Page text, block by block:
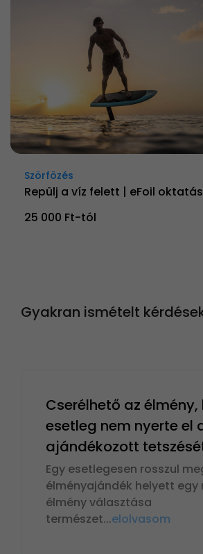
Szörfözés
Repülj a víz felett | eFoil
25 000 Ft-tól
Gyakran ismételt
Cserélhető az élmény,
esetleg nem nyerte el
ajándékozott
Egy esetlegesen rosszul
élményajándék helyett egy
élmény választása
természet...elolvasom